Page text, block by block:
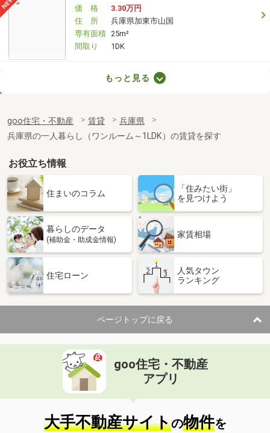
価 格
3.30万円
住 所
兵庫県加東市山国
専有面積 25m²
間取り
1DK
兵庫県高砂市伊保崎１丁目
専有面積
22.35m²
間取り
1K
兵庫県明石市西明石町５丁目
価 格
兵庫県明石市西明石町５丁目
専有面積 24.51m²
間取り
兵庫県明石市大久保町西島
住 所
兵庫県明石市大久保町西島
専有面積 45.09m²
間取り
2DK
兵庫県明石市魚住町西岡
価 格
住 所
兵庫県明石市魚住町西岡
専有面積 25.67m²
間取り
ワンルーム
もっと見る
goo住宅・不動産 賃貸
兵庫県
兵庫県の一人暮らし（ワンルーム～1LDK）の賃貸を探す
お役立ち情報
住まいのコラム
「住みたい街」
を見つけよう
暮らしのデータ
(補助金・助成金情報)
家賃相場
住宅ローン
人気タウン
ランキング
ページトップに戻る
goo住宅・不動産
アプリ
大手不動産サイトの物件を